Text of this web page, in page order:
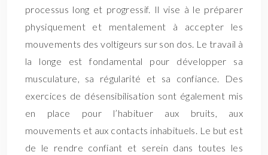
processus long et progressif. Il vise à le préparer
physiquement et mentalement à accepter les
mouvements des voltigeurs sur son dos. Le travail à
la longe est fondamental pour développer sa
musculature, sa régularité et sa confiance. Des
exercices de désensibilisation sont également mis
en place pour l’habituer aux bruits, aux
mouvements et aux contacts inhabituels. Le but est
de le rendre confiant et serein dans toutes les